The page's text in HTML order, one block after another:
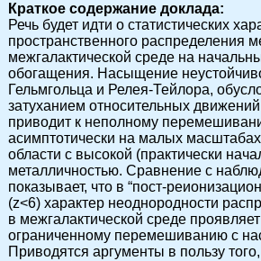
Краткое содержание доклада:
Речь будет идти о статистических
пространственного распределения
межгалактической среде на
обогащения. Насыщение
Гельмгольца и Релея-Тейлора,
затуханием относительных
приводит к неполному
асимптотически на малых
области с высокой (практически
металличностью. Сравнение с
показывает, что в “пост-
(z<6) характер неоднородности
в межгалактической среде
ограниченному перемешиванию с
Приводятся аргументы в пользу